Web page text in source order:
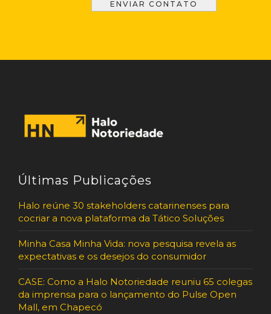
Últimas Publicações
Halo reúne 30 stakeholders catarinenses para
cocriar a nova plataforma da Tático Soluções
Minha Casa Minha Vida: nova pesquisa revela as
expectativas e os desejos do consumidor
CASE: Como a Halo Notoriedade reuniu 65 colegas
da imprensa para o lançamento do Pulse Open
Mall, em Chapecó